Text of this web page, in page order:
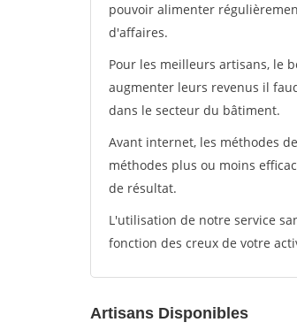
pouvoir alimenter
d'affaires.
Pour les meilleurs artisans, le
augmenter leurs revenus il
dans le secteur du bâtiment.
Avant internet, les méthodes
méthodes plus ou moins
de résultat.
L'utilisation de notre service
fonction des creux de votre
Artisans Disponibles